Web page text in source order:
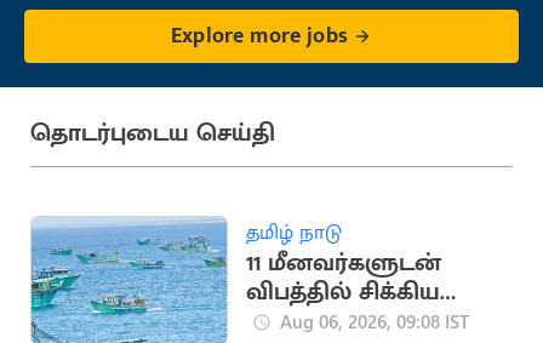
Explore more jobs
தொடர்புடைய செய்தி
தமிழ் நாடு
11 மீனவர்களுடன்
விபத்தில் சிக்கிய
இந்திய மீனவர்களின்
Aug 06, 2026, 09:08 IST